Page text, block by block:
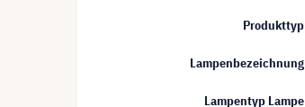
Produkttyp
Lampenbezeichnung
Lampentyp Lampe